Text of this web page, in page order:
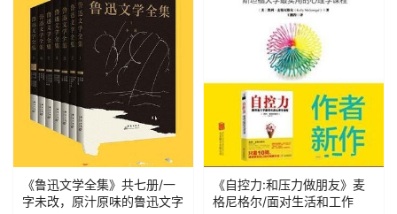
《鲁迅文学全集》共七册/一
字未改，原汁原味的鲁迅文字
《自控力:和压力做朋友》麦
格尼格尔/面对生活和工作